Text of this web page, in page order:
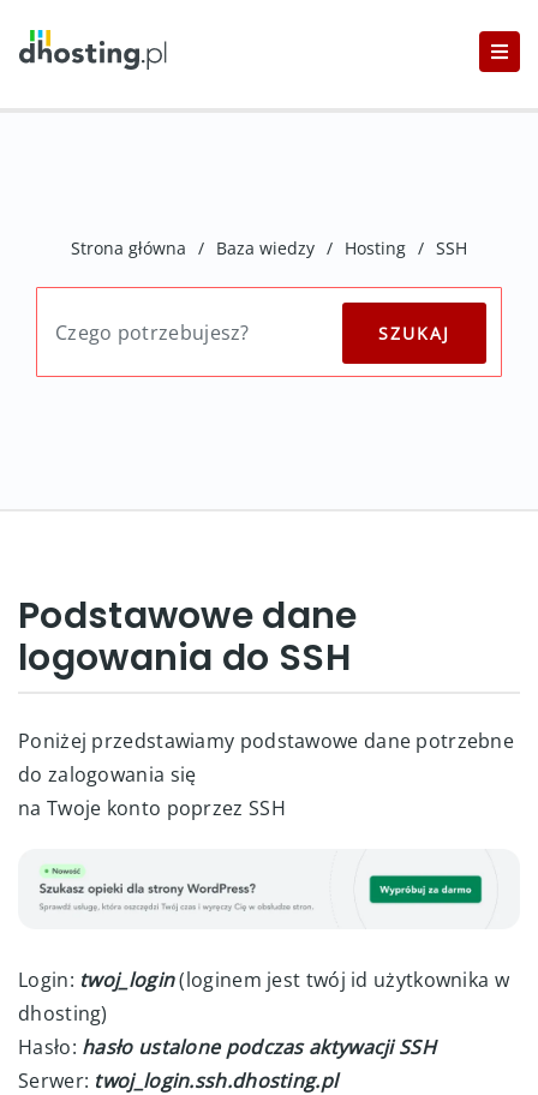
Strona główna / Baza wiedzy / Hosting / SSH
Podstawowe dane
logowania do SSH
Poniżej przedstawiamy podstawowe dane potrzebne
do zalogowania się
na Twoje konto poprzez SSH
Login: twoj_login(loginem jest twój id użytkownika w
dhosting)
Hasło: hasło ustalone podczas aktywacji SSH
Serwer: twoj_login.ssh.dhosting.pl